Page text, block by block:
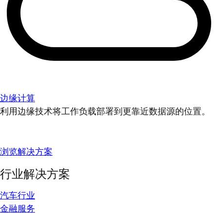
边缘计算
利用边缘技术将工作负载部署到更靠近数据源的位置。
浏览解决方案
行业解决方案
汽车行业
金融服务